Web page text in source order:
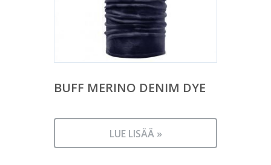
BUFF MERINO DENIM DYE
LUE LISÄÄ »